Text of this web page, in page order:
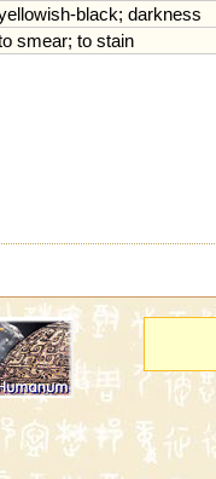
-black; darkness
smear; to stain